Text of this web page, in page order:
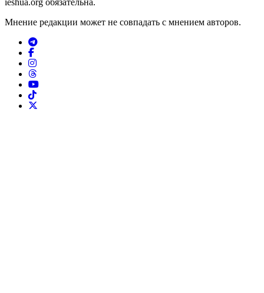
ieshua.org обязательна.
Мнение редакции может не совпадать с мнением авторов.